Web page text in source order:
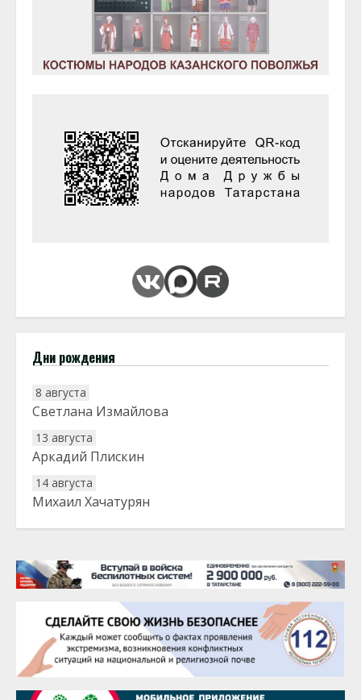
Дни рождения
8 августа
Светлана Измайлова
13 августа
Аркадий Плискин
14 августа
Михаил Хачатурян
20 августа
22 августа
Евгений Ефимов
25 августа
Сэсэгма Бубеева
28 августа
Чингиз Мустафаев